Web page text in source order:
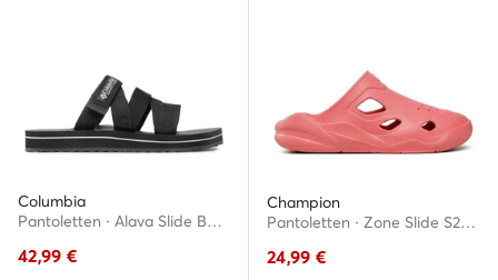
Columbia
Pantoletten · Alava Slide BL5475 · Schwarz
42,99 €
Champion
Pantoletten · Zone Slide S22105-CHA-PS013 · Rosa
24,99 €